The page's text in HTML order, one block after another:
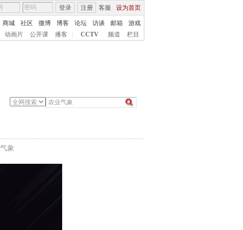
客服 设为首页
登录 注册
商城 社区 微博 博客 论坛 访谈 邮箱
游戏
动画片 公开课 播客 CCTV 频道 栏目
象